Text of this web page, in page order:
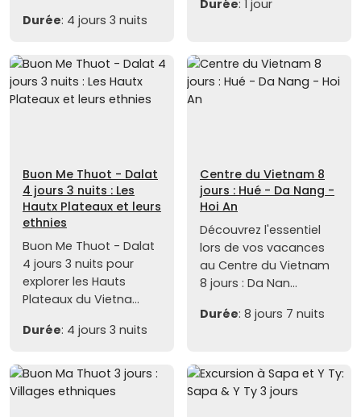
Durée: 4 jours 3 nuits
Durée: 1 jour
Buon Me Thuot - Dalat
4 jours 3 nuits : Les
Hautx Plateaux et leurs
ethnies
Buon Me Thuot - Dalat
4 jours 3 nuits pour
explorer les Hauts
Plateaux du Vietna...
Durée: 4 jours 3 nuits
Centre du Vietnam 8
jours : Hué - Da Nang -
Hoi An
Découvrez l'essentiel
lors de vos vacances
au Centre du Vietnam
8 jours : Da Nan...
Durée: 8 jours 7 nuits